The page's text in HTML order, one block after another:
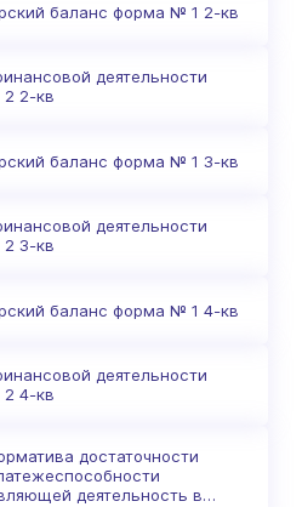
баланс форма № 1 2-кв
деятельности
2-кв
баланс форма № 1 3-кв
деятельности
3-кв
баланс форма № 1 4-кв
деятельности
4-кв
достаточности
деятельность в